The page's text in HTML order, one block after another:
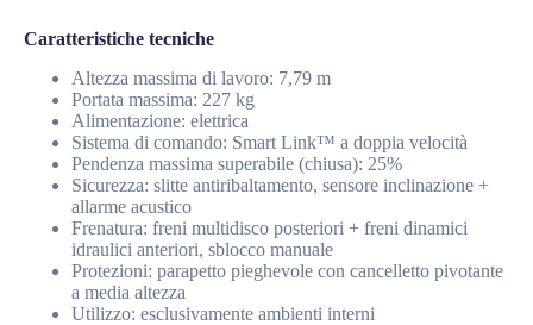
Caratteristiche tecniche
Altezza massima di lavoro: 7,79 m
Portata massima: 227 kg
Alimentazione: elettrica
Sistema di comando: Smart Link™ a doppia velocità
Pendenza massima superabile (chiusa): 25%
Sicurezza: slitte antiribaltamento, sensore inclinazione +
allarme acustico
Frenatura: freni multidisco posteriori + freni dinamici
idraulici anteriori, sblocco manuale
Protezioni: parapetto pieghevole con cancelletto pivotante
a media altezza
Utilizzo: esclusivamente ambienti interni